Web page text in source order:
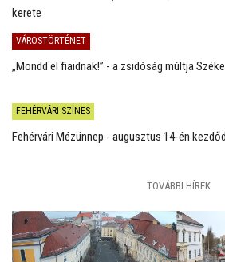
kerete
VÁROSTÖRTÉNET
„Mondd el fiaidnak!” - a zsidóság múltja
FEHÉRVÁRI SZÍNES
Fehérvári Mézünnep - augusztus 14-én
TOVÁBBI HÍREK